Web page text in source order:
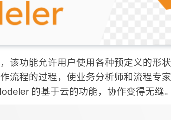
该功能允许用户使用各种预定义的形状
流程的过程，使业务分析师和流程专家
的基于云的功能，协作变得无缝。